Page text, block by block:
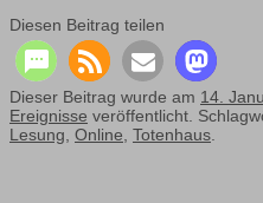
Diesen Beitrag teilen
Dieser Beitrag wurde am 14.
Ereignisse veröffentlicht.
Lesung Online Totenhaus